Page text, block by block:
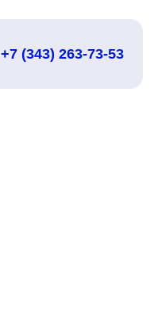
+7 (343) 263-73-53